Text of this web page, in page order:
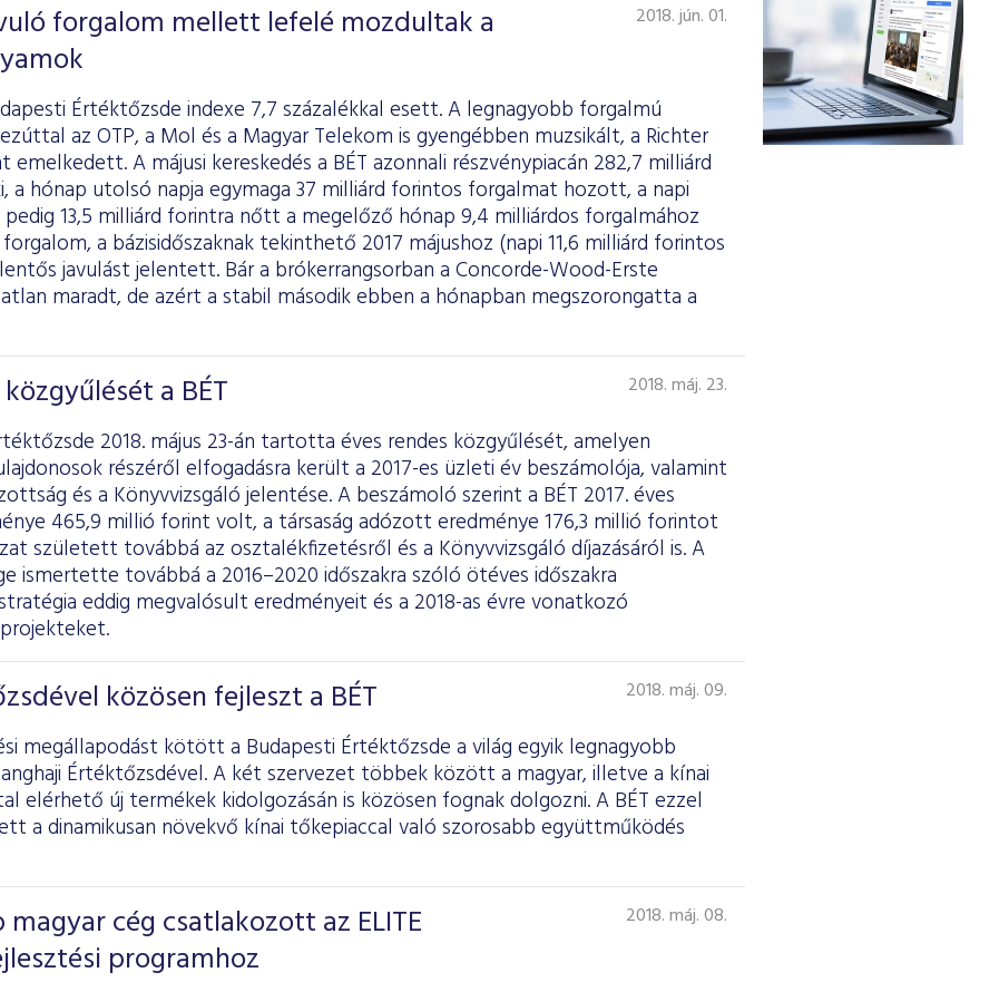
forgalom mellett lefelé mozdultak a
2018. jún. 01.
Értéktőzsde indexe 7,7 százalékkal esett. A legnagyobb forgalmú
az OTP, a Mol és a Magyar Telekom is gyengébben muzsikált, a Richter
emelkedett. A májusi kereskedés a BÉT azonnali részvénypiacán 282,7 milliárd
hónap utolsó napja egymaga 37 milliárd forintos forgalmat hozott, a napi
13,5 milliárd forintra nőtt a megelőző hónap 9,4 milliárdos forgalmához
a bázisidőszaknak tekinthető 2017 májushoz (napi 11,6 milliárd forintos
javulást jelentett. Bár a brókerrangsorban a Concorde-Wood-Erste
maradt, de azért a stabil második ebben a hónapban megszorongatta a
a BÉT 2018. máj. 23.
2018. május 23-án tartotta éves rendes közgyűlését, amelyen
részéről elfogadásra került a 2017-es üzleti év beszámolója, valamint
és a Könyvvizsgáló jelentése. A beszámoló szerint a BÉT 2017. éves
465,9 millió forint volt, a társaság adózott eredménye 176,3 millió forintot
született továbbá az osztalékfizetésről és a Könyvvizsgáló díjazásáról is. A
ismertette továbbá a 2016–2020 időszakra szóló ötéves időszakra
eddig megvalósult eredményeit és a 2018-as évre vonatkozó
közösen fejleszt a BÉT 2018. máj. 09.
megállapodást kötött a Budapesti Értéktőzsde a világ egyik legnagyobb
Értéktőzsdével. A két szervezet többek között a magyar, illetve a kínai
elérhető új termékek kidolgozásán is közösen fognak dolgozni. A BÉT ezzel
a dinamikusan növekvő kínai tőkepiaccal való szorosabb együttműködés
cég csatlakozott az ELITE
programhoz
2018. máj. 08.